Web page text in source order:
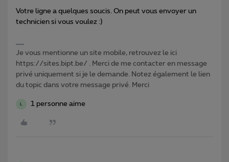
Votre ligne a quelques soucis. On peut vous envoyer un
technicien si vous voulez :)
Je vous mentionne un site mobile, retrouvez le ici
https://sites.bipt.be/ . Merci de me contacter en message
privé uniquement si je le demande. Notez également le lien
du topic dans votre message privé. Merci
1 personne aime